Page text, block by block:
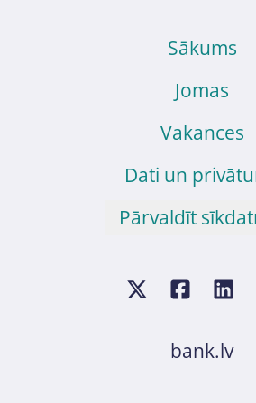
Sākums
Jomas
Vakances
Dati un
Pārvaldīt
bank.lv